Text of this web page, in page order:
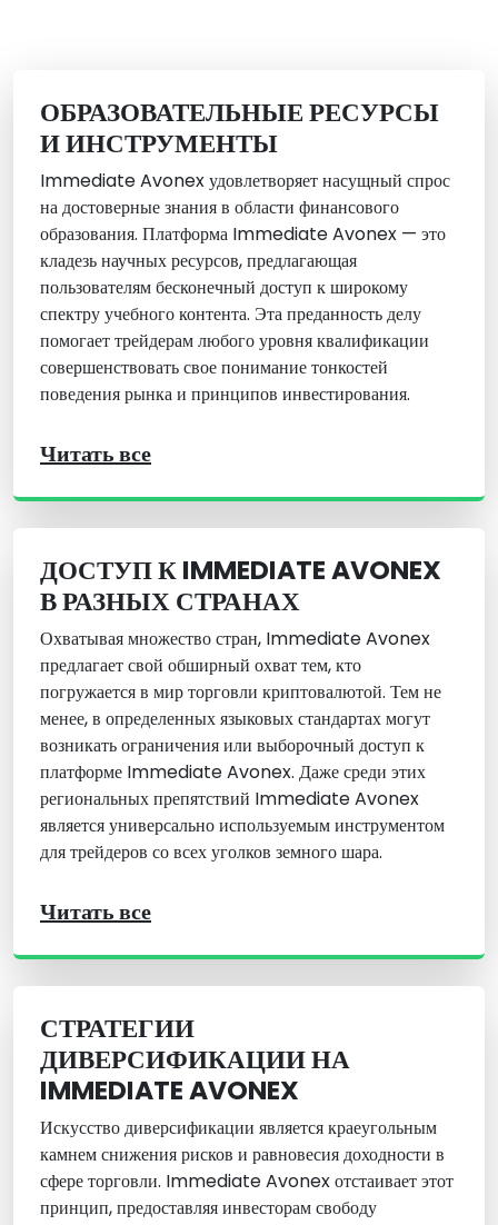
ОБРАЗОВАТЕЛЬНЫЕ РЕСУРСЫ
И ИНСТРУМЕНТЫ
Immediate Avonex удовлетворяет насущный спрос
на достоверные знания в области финансового
образования. Платформа Immediate Avonex — это
кладезь научных ресурсов, предлагающая
пользователям бесконечный доступ к широкому
спектру учебного контента. Эта преданность делу
помогает трейдерам любого уровня квалификации
совершенствовать свое понимание тонкостей
поведения рынка и принципов инвестирования.
Читать все
ДОСТУП К IMMEDIATE AVONEX
В РАЗНЫХ СТРАНАХ
Охватывая множество стран, Immediate Avonex
предлагает свой обширный охват тем, кто
погружается в мир торговли криптовалютой. Тем не
менее, в определенных языковых стандартах могут
возникать ограничения или выборочный доступ к
платформе Immediate Avonex. Даже среди этих
региональных препятствий Immediate Avonex
является универсально используемым инструментом
для трейдеров со всех уголков земного шара.
Читать все
СТРАТЕГИИ
ДИВЕРСИФИКАЦИИ НА
IMMEDIATE AVONEX
Искусство диверсификации является краеугольным
камнем снижения рисков и равновесия доходности в
сфере торговли. Immediate Avonex отстаивает этот
принцип, предоставляя инвесторам свободу